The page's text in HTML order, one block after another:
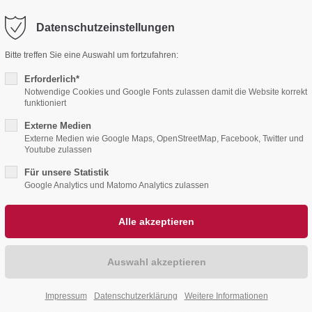
dolor sit amet:
/ 365days
support for our customers
8:00am - 5:00pm(GMT
376-293 City Road, Suite
+44 1234 567 890
Drop us a line
info@yourdomain.com
· HOHWACHTER BUCHT · GROßRAUM
Handwerk, Handel
Datenschutzeinstellungen
Bitte treffen Sie eine Auswahl um fortzufahren:
Erforderlich*
Notwendige Cookies und Google Fonts zulassen damit die Website korrekt
funktioniert
Externe Medien
Externe Medien wie Google Maps, OpenStreetMap, Facebook, Twitter und
Youtube zulassen
Für unsere Statistik
Google Analytics und Matomo Analytics zulassen
Impressum Datenschutzerklärung Weitere Informationen